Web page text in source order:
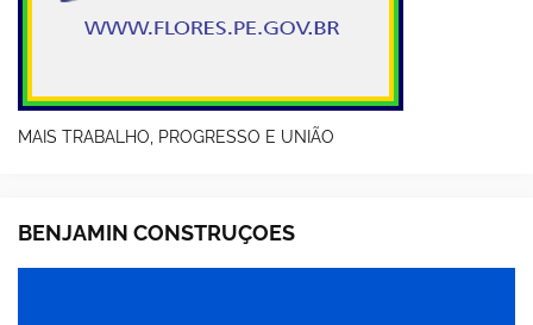
MAIS TRABALHO, PROGRESSO E UNIÃO
BENJAMIN CONSTRUÇOES